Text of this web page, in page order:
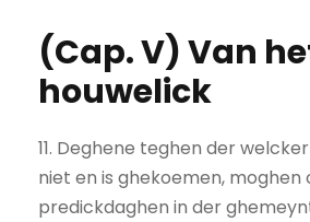
(Cap. V) Van
houwelick
11. Deghene teghen der
niet en is ghekoemen, moghen
predickdaghen in der